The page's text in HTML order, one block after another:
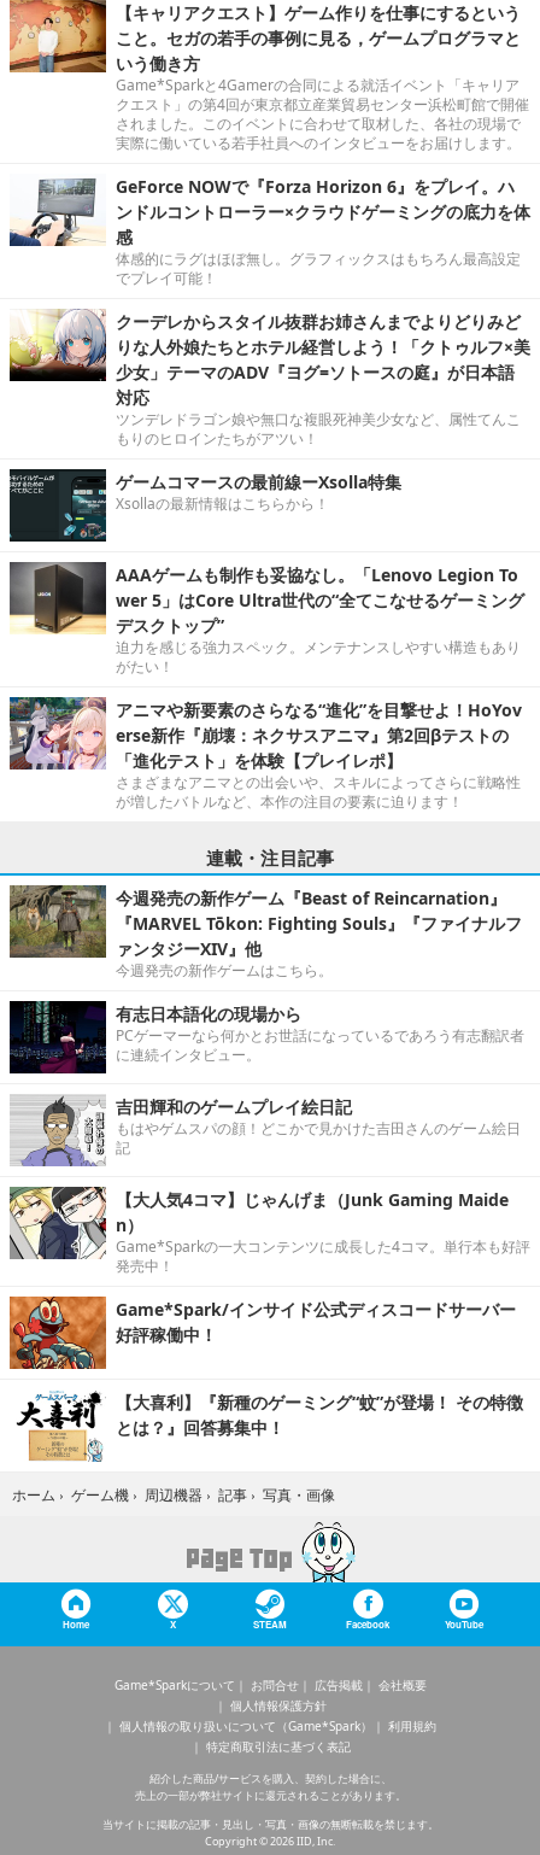
【キャリアクエスト】ゲーム作りを仕事にするという
こと。セガの若手の事例に見る，ゲームプログラマと
いう働き方
Game*Sparkと4Gamerの合同による就活イベント「キャリア
クエスト」の第4回が東京都立産業貿易センター浜松町館で開催
されました。このイベントに合わせて取材した、各社の現場で
実際に働いている若手社員へのインタビューをお届けします。
GeForce NOWで『Forza Horizon 6』をプレイ。ハ
ンドルコントローラー×クラウドゲーミングの底力を体
感
体感的にラグはほぼ無し。グラフィックスはもちろん最高設定
でプレイ可能！
クーデレからスタイル抜群お姉さんまでよりどりみど
りな人外娘たちとホテル経営しよう！「クトゥルフ×美
少女」テーマのADV『ヨグ=ソトースの庭』が日本語
対応
ツンデレドラゴン娘や無口な複眼死神美少女など、属性てんこ
もりのヒロインたちがアツい！
ゲームコマースの最前線ーXsolla特集
Xsollaの最新情報はこちらから！
AAAゲームも制作も妥協なし。「Lenovo Legion To
wer 5」はCore Ultra世代の“全てこなせるゲーミング
デスクトップ”
迫力を感じる強力スペック。メンテナンスしやすい構造もあり
がたい！
アニマや新要素のさらなる“進化”を目撃せよ！HoYov
erse新作『崩壊：ネクサスアニマ』第2回βテストの
「進化テスト」を体験【プレイレポ】
さまざまなアニマとの出会いや、スキルによってさらに戦略性
が増したバトルなど、本作の注目の要素に迫ります！
連載・注目記事
今週発売の新作ゲーム『Beast of Reincarnation』
『MARVEL Tōkon: Fighting Souls』『ファイナルフ
ァンタジーXIV』他
今週発売の新作ゲームはこちら。
有志日本語化の現場から
PCゲーマーなら何かとお世話になっているであろう有志翻訳者
に連続インタビュー。
吉田輝和のゲームプレイ絵日記
もはやゲムスパの顔！どこかで見かけた吉田さんのゲーム絵日
記
【大人気4コマ】じゃんげま（Junk Gaming Maide
n）
Game*Sparkの一大コンテンツに成長した4コマ。単行本も好評
発売中！
Game*Spark/インサイド公式ディスコードサーバー
好評稼働中！
【大喜利】『新種のゲーミング“蚊”が登場！ その特徴
とは？』回答募集中！
ホーム › ゲーム機 › 周辺機器 › 記事 › 写真・画像
Home X STEAM Facebook YouTube
Game*Sparkについて お問合せ 広告掲載
会社概要
個人情報保護方針
個人情報の取り扱いについて（Game*Spark）
利用規約
特定商取引法に基づく表記
紹介した商品/サービスを購入、契約した場合に、
売上の一部が弊社サイトに還元されることがあります。
当サイトに掲載の記事・見出し・写真・画像の無断転載を禁じます。
Copyright © 2026 IID, Inc.